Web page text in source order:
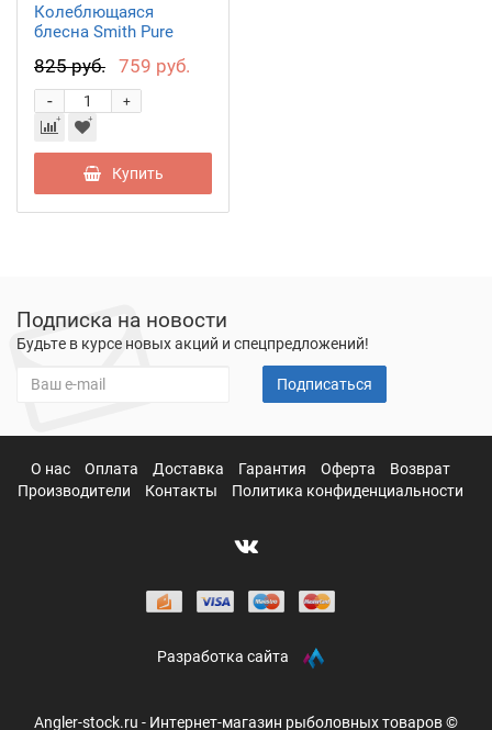
Колеблющаяся
блесна Smith Pure
825 руб. 759 руб.
+
-
Купить
Подписка на новости
Будьте в курсе новых акций и спецпредложений!
Подписаться
О нас Оплата Доставка Гарантия Оферта
Возврат
Производители
Контакты Политика конфиденциальности
Разработка сайта
Angler-stock.ru - Интернет-магазин рыболовных товаров ©